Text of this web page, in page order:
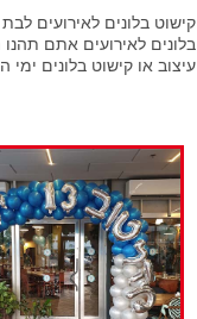
קישוט בלונים לאירועים
בלונים לאירועים אתם
עיצוב או קישוט בלונים